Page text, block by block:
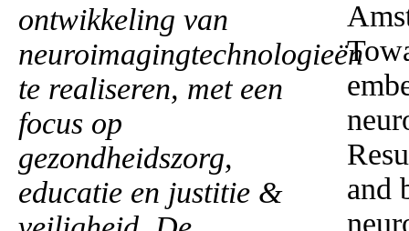
ontwikkeling van
neuroimagingtechnologieën
te realiseren, met een
focus op
gezondheidszorg,
educatie en justitie &
and